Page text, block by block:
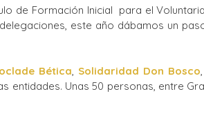
de Formación Inicial para el
este año dábamos un
Bética, Solidaridad Don Bosco,
Unas 50 personas, entre